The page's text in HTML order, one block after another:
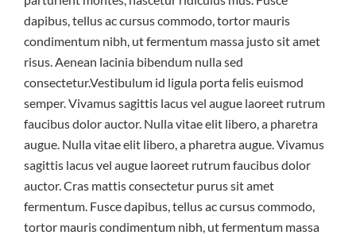
dapibus, tellus ac cursus commodo, tortor mauris
condimentum nibh, ut fermentum massa justo sit amet
risus. Aenean lacinia bibendum nulla sed
consectetur.Vestibulum id ligula porta felis euismod
semper. Vivamus sagittis lacus vel augue laoreet rutrum
faucibus dolor auctor. Nulla vitae elit libero, a pharetra
augue. Nulla vitae elit libero, a pharetra augue. Vivamus
sagittis lacus vel augue laoreet rutrum faucibus dolor
auctor. Cras mattis consectetur purus sit amet
fermentum. Fusce dapibus, tellus ac cursus commodo,
tortor mauris condimentum nibh, ut fermentum massa